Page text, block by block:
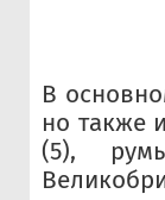
В
но также
(5),